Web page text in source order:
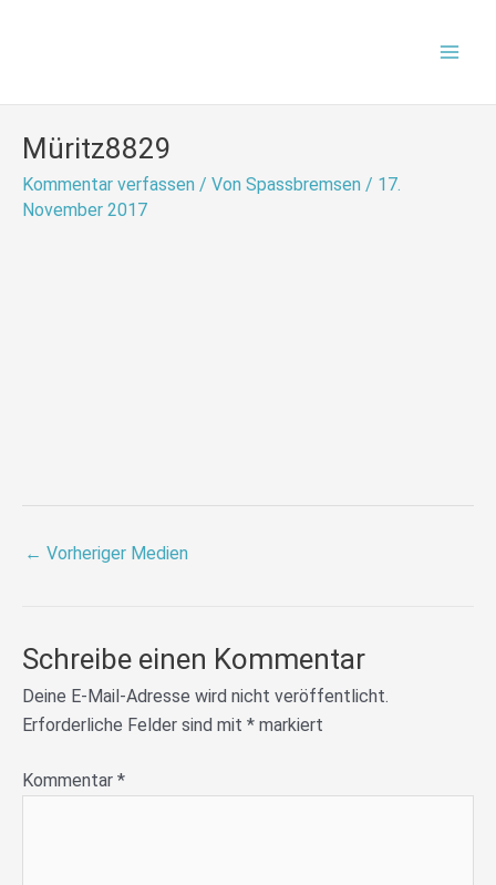
Müritz8829
Kommentar verfassen / Von Spassbremsen / 17.
November 2017
← Vorheriger Medien
Schreibe einen Kommentar
Deine E-Mail-Adresse wird nicht veröffentlicht.
Erforderliche Felder sind mit * markiert
Kommentar *